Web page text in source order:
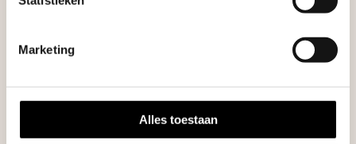
Marketing
Alles toestaan
graag!
NEEM CONTACT MET ONS OP
tuinproject.